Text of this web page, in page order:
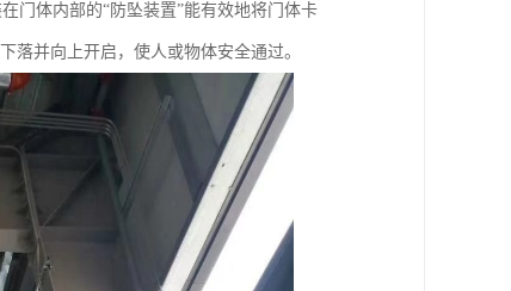
门体内部的“防坠装置”能有效地将门体卡
落并向上开启，使人或物体安全通过。